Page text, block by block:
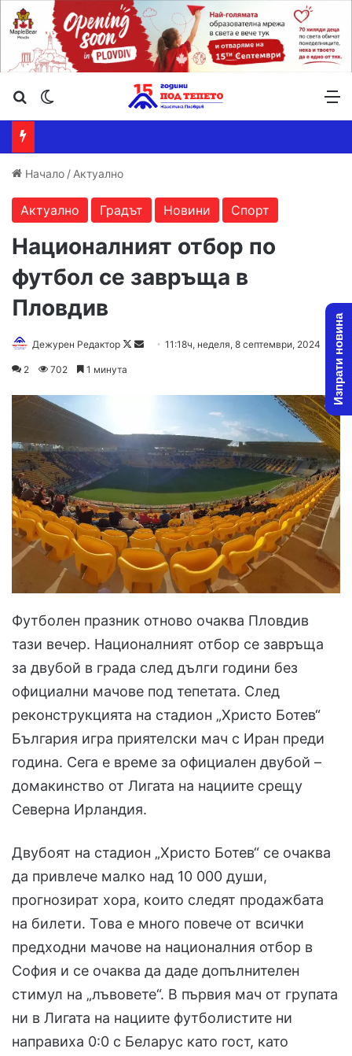
Търсене ...
Начало / Актуално
Актуално Градът Новини Спорт
Националният отбор по
футбол се завръща в
Пловдив
Дежурен Редактор
Follow
Send11:18ч, неделя, 8 септември, 2024
2 702 1 минута
Футболен празник отново очаква Пловдив
тази вечер. Националният отбор се завръща
за двубой в града след дълги години без
официални мачове под тепетата. След
реконструкцията на стадион „Христо Ботев“
България игра приятелски мач с Иран преди
година. Сега е време за официален двубой –
домакинство от Лигата на нациите срещу
Северна Ирландия.
Двубоят на стадион „Христо Ботев“ се очаква
да привлече малко над 10 000 души,
прогнозират хора, които следят продажбата
на билети. Това е много повече от всички
предходни мачове на националния отбор в
София и се очаква да даде допълнителен
стимул на „лъвовете“. В първия мач от групата
ни в Лигата на нациите футболистите ни
направиха 0:0 с Беларус като гост, като
Изпрати новина